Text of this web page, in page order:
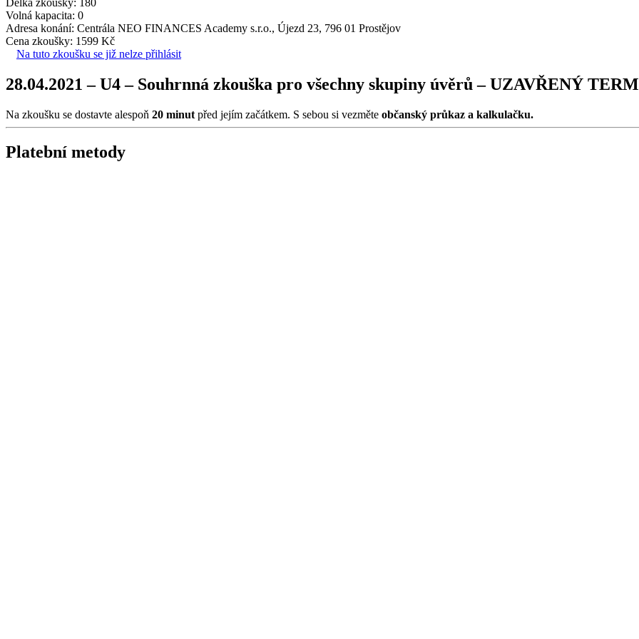
Délka zkoušky: 180
Volná kapacita: 0
Adresa konání: Centrála NEO FINANCES Academy s.r.o., Újezd 23, 796 01 Prostějov
Cena zkoušky: 1599 Kč
Na tuto zkoušku se již nelze přihlásit
28.04.2021 – U4 – Souhrnná zkouška pro všechny skupiny úvěrů – UZAVŘENÝ
Na zkoušku se dostavte alespoň 20 minut před jejím začátkem. S sebou si vezměte občanský průkaz a kalkulačku.
Platební metody